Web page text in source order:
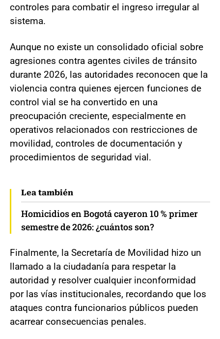
controles para combatir el ingreso irregular al
sistema.
Aunque no existe un consolidado oficial sobre
agresiones contra agentes civiles de tránsito
durante 2026, las autoridades reconocen que la
violencia contra quienes ejercen funciones de
control vial se ha convertido en una
preocupación creciente, especialmente en
operativos relacionados con restricciones de
movilidad, controles de documentación y
procedimientos de seguridad vial.
Lea también
Homicidios en Bogotá cayeron 10 % primer
semestre de 2026: ¿cuántos son?
Finalmente, la Secretaría de Movilidad hizo un
llamado a la ciudadanía para respetar la
autoridad y resolver cualquier inconformidad
por las vías institucionales, recordando que los
ataques contra funcionarios públicos pueden
acarrear consecuencias penales.